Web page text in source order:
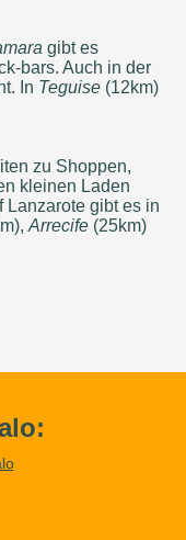
gibt es
bars. Auch in der
In Teguise (12km)
zu Shoppen,
kleinen Laden
Lanzarote gibt es in
Arrecife (25km)